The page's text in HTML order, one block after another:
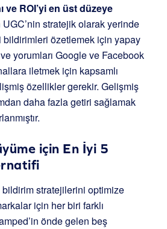
ve ROI’yi en üst düzeye
stratejik olarak yerinde
özetlemek için yapay
yorumları Google ve Facebook
iletmek için kapsamlı
özellikler gerekir. Gelişmiş
daha fazla getiri sağlamak
için En İyi 5
stratejilerini optimize
için her biri farklı
önde gelen beş